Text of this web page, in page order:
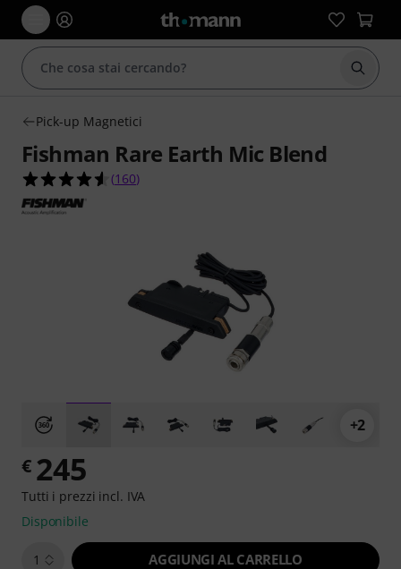
Pick-up Magnetici
Fishman Rare Earth Mic Blend
4.6 su 5 stelle su 160 valutazioni dei clienti
(160)
+2
€ 245
Tutti i prezzi incl. IVA
Disponibile
1 AGGIUNGI AL CARRELLO